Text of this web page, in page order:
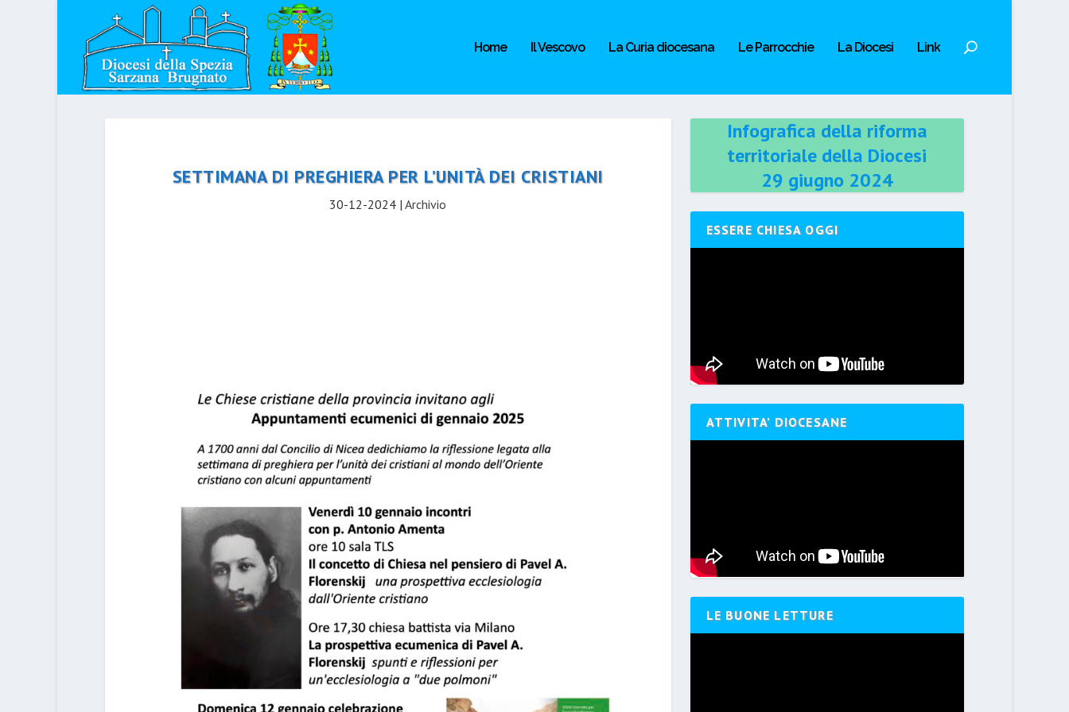
Home Il Vescovo La Curia diocesana Le Parrocchie La Diocesi Link
SETTIMANA DI PREGHIERA PER L’UNITÀ DEI CRISTIANI
30-12-2024 |Archivio
Infografica della riforma
territoriale della Diocesi
29 giugno 2024
ESSERE CHIESA OGGI
ATTIVITA’ DIOCESANE
LE BUONE LETTURE